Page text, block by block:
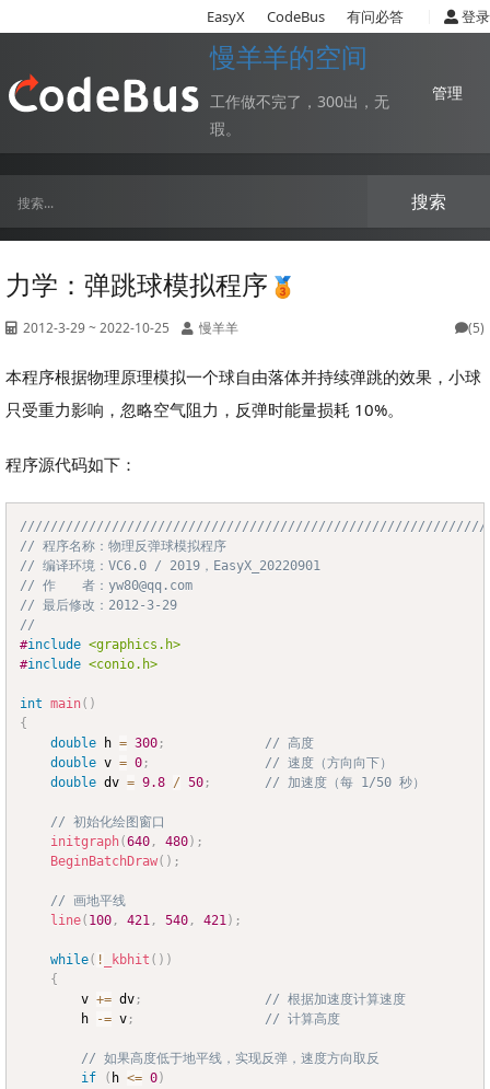
EasyX CodeBus 有问必答 登录
慢羊羊的空间
工作做不完了，300出，无
瑕。
管理
力学：弹跳球模拟程序
2012-3-29 ~ 2022-10-25 慢羊羊 (5)
本程序根据物理原理模拟一个球自由落体并持续弹跳的效果，小球
只受重力影响，忽略空气阻力，反弹时能量损耗 10%。
程序源代码如下：
// 程序名称：物理反弹球模拟程序
// 编译环境：VC6.0 / 2019，EasyX_20220901
// 作　　者：yw80@qq.com
// 最后修改：2012-3-29
//
#include <graphics.h>
#include <conio.h>
int main( )
{
double h = 300 ;
// 高度
double v = 0 ;
// 速度（方向向下）
double dv = 9.8 / 50 ; // 加速度（每 1/50 秒）
// 初始化绘图窗口
initgraph(640 , 480) ;
BeginBatchDraw( ) ;
// 画地平线
line( 100 , 421 , 540 , 421) ;
while( ! _kbhit ( ) )
{
		v
+= dv ;
// 根据加速度计算速度
		h
-= v ; // 计算高度
// 如果高度低于地平线，实现反弹，速度方向取反
if
( h <= 0)
Copy
搜索